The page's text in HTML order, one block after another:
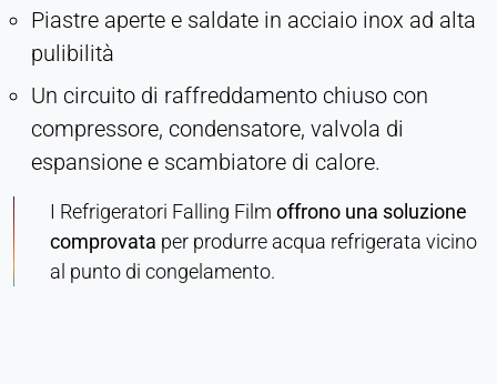
Piastre aperte e saldate in acciaio inox ad alta
pulibilità
Un circuito di raffreddamento chiuso con
compressore, condensatore, valvola di
espansione e scambiatore di calore.
I Refrigeratori Falling Film offrono una soluzione
comprovata per produrre acqua refrigerata vicino
al punto di congelamento.
Name:
vuid, player
Provider:
Vimeo, Inc.
Purpose:
Cookie duration:
Sessione - 2 anni